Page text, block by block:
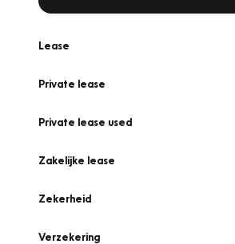
Lease
Private lease
Private lease used
Zakelijke lease
Zekerheid
Verzekering